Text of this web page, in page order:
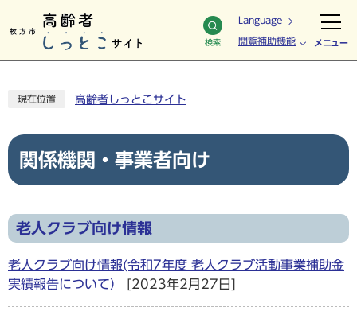
メニュー
検索
Language
閲覧補助機能
現在位置 高齢者しっとこサイト
関係機関・事業者向け
老人クラブ向け情報
老人クラブ向け情報(令和7年度 老人クラブ活動事業補助金
実績報告について）
[2023年2月27日]